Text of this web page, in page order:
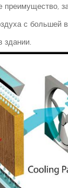
преимущество,
с
здании.